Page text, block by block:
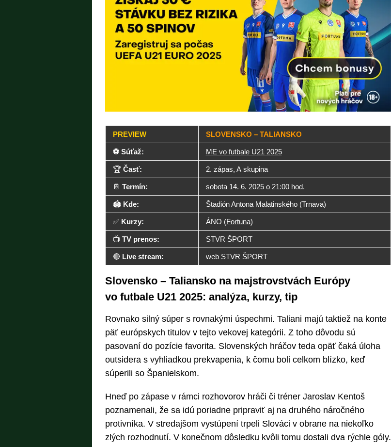
PREVIEW SLOVENSKO – TALIANSKO
⚽ Súťaž: ME vo futbale U21 2025
🏆 Časť: 2. zápas, A skupina
📔 Termín: sobota 14. 6. 2025 o 21:00 hod.
🏟️ Kde: Štadión Antona Malatinského (Trnava)
✅ Kurzy: ÁNO (Fortuna)
📺 TV prenos: STVR ŠPORT
🔴 Live stream: web STVR ŠPORT
Slovensko – Taliansko na majstrovstvách Európy
vo futbale U21 2025: analýza, kurzy, tip
Rovnako silný súper s rovnakými úspechmi. Taliani majú taktiež na konte
päť európskych titulov v tejto vekovej kategórii. Z toho dôvodu sú
pasovaní do pozície favorita. Slovenských hráčov teda opäť čaká úloha
outsidera s vyhliadkou prekvapenia, k čomu boli celkom blízko, keď
súperili so Španielskom.
Hneď po zápase v rámci rozhovorov hráči či tréner Jaroslav Kentoš
poznamenali, že sa idú poriadne pripraviť aj na druhého náročného
protivníka. V stredajšom vystúpení trpeli Slováci v obrane na niekoľko
zlých rozhodnutí. V konečnom dôsledku kvôli tomu dostali dva rýchle góly.